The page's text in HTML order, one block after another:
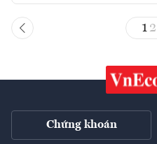
1 2
Chứng khoán